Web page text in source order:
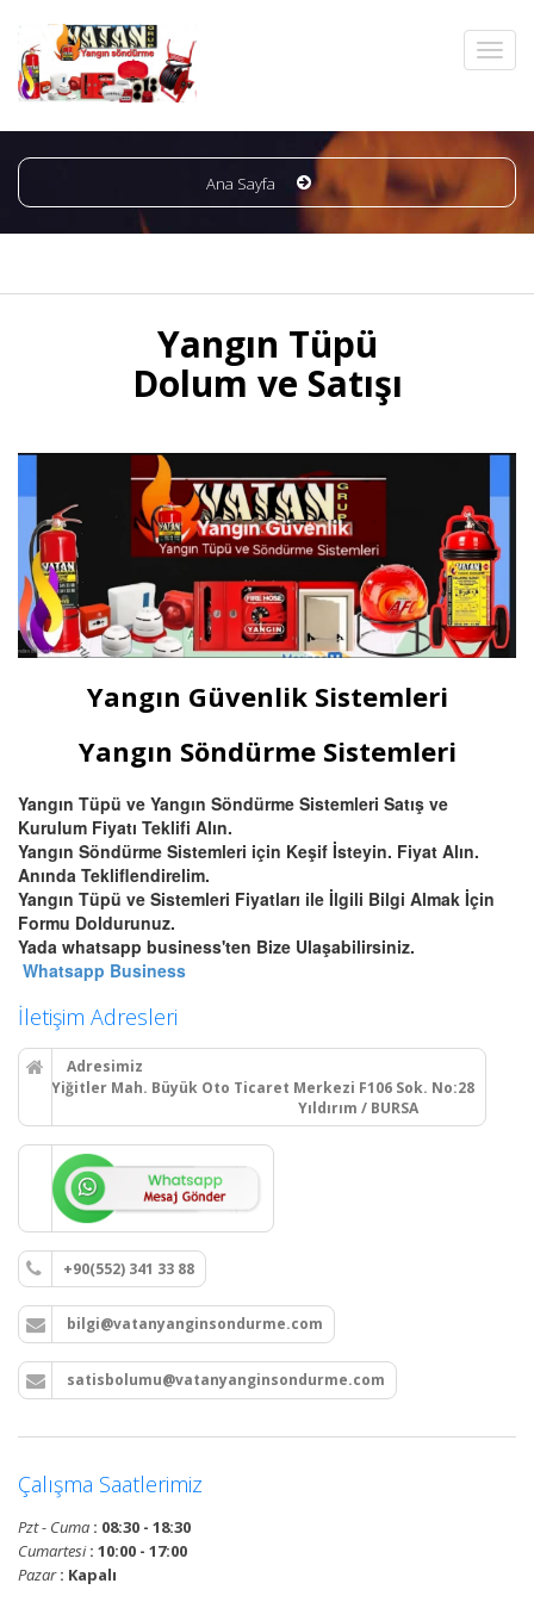
Ana Sayfa
Yangın Tüpü
Dolum ve Satışı
Yangın Güvenlik Sistemleri
Yangın Söndürme Sistemleri
Yangın Tüpü ve Yangın Söndürme Sistemleri Satış ve
Kurulum Fiyatı Teklifi Alın.
Yangın Söndürme Sistemleri için Keşif İsteyin. Fiyat Alın.
Anında Tekliflendirelim.
Yangın Tüpü ve Sistemleri Fiyatları ile İlgili Bilgi Almak İçin
Formu Doldurunuz.
Yada whatsapp business'ten Bize Ulaşabilirsiniz.
Whatsapp Business
İletişim Adresleri
Adresimiz
Yiğitler Mah. Büyük Oto Ticaret Merkezi F106 Sok. No:28
Yıldırım / BURSA
+90(552) 341 33 88
bilgi@vatanyanginsondurme.com
satisbolumu@vatanyanginsondurme.com
Çalışma Saatlerimiz
Pzt - Cuma : 08:30 - 18:30
Cumartesi: 10:00 - 17:00
Pazar: Kapalı